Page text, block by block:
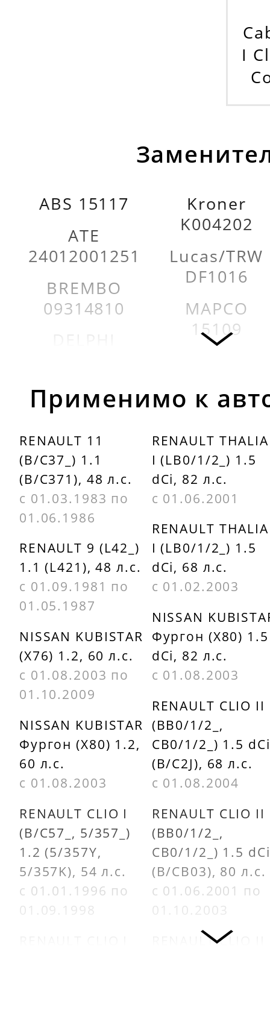
I
ABS 15117
ATE
24012001251
BREMBO
09314810
FEBI
BILSTEIN
09072
FENOX
TB217147
FERODO
DDF158
FTE BS3546
GRAF
Kroner
K004202
Lucas/TRW
DF1016
MAPCO
15109
NK 203909
OPTIMAL
BS0800
OTA V147
Otto
470240300
HAZELL
BDC3546
Применимо к
RENAULT 11
(B/C37_) 1.1
(B/C371), 48 л.с.
с 01.03.1983 по
01.06.1986
RENAULT 9 (L42_)
1.1 (L421), 48 л.с.
с 01.09.1981 по
01.05.1987
NISSAN KUBISTAR
(X76) 1.2, 60 л.с.
с 01.08.2003 по
01.10.2009
NISSAN KUBISTAR
Фургон (X80) 1.2,
60 л.с.
с 01.08.2003
RENAULT CLIO I
(B/C57_, 5/357_)
1.2 (5/357Y,
5/357K), 54 л.с.
с 01.01.1996 по
01.09.1998
RENAULT THALIA
I (LB0/1/2_) 1.5
dCi, 82 л.с.
с 01.06.2001
RENAULT THALIA
I (LB0/1/2_) 1.5
dCi, 68 л.с.
с 01.02.2003
NISSAN
Фургон (X80) 1.5
dCi, 82 л.с.
с 01.08.2003
RENAULT CLIO II
(BB0/1/2_,
CB0/1/2_) 1.5 dCi
(B/C2J), 68 л.с.
с 01.08.2004
RENAULT CLIO II
(BB0/1/2_,
CB0/1/2_) 1.5 dCi
(B/CB03), 80 л.с.
с 01.06.2001 по
01.10.2003
RENAULT CLIO II